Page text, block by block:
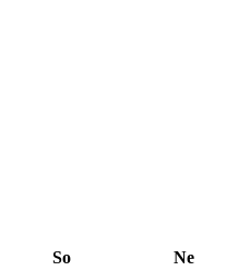
So
Ne